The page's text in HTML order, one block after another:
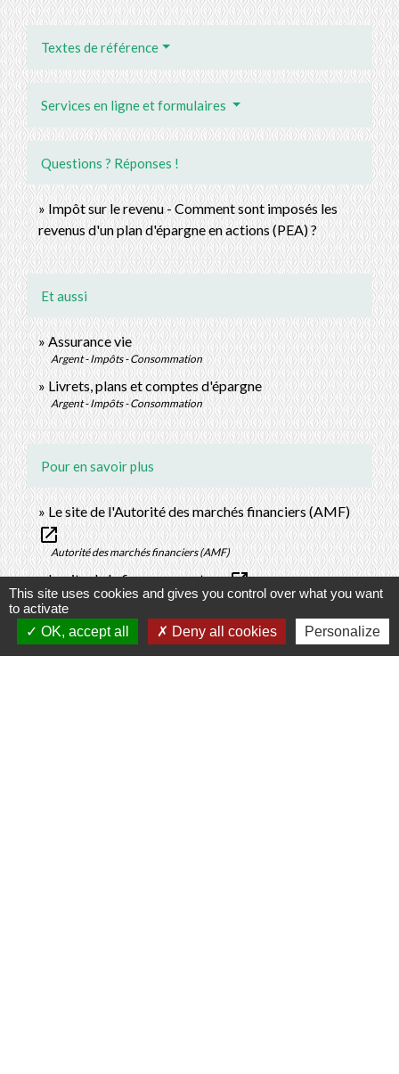
Textes de référence
Services en ligne et formulaires
Questions ? Réponses !
Impôt sur le revenu - Comment sont imposés les
revenus d'un plan d'épargne en actions (PEA) ?
Et aussi
Assurance vie
Argent - Impôts - Consommation
Livrets, plans et comptes d'épargne
Argent - Impôts - Consommation
Pour en savoir plus
Le site de l'Autorité des marchés financiers (AMF)
open_in_new
Autorité des marchés financiers (AMF)
Le site de la finance pour tousopen_in_new
Institut pour l'éducation financière du public (IEFP)
Placez vos titres sur un PEAopen_in_new
Autorité des marchés financiers (AMF)
This site uses cookies and gives you control over what you want
to activate
OK, accept all
Deny all cookies Personalize